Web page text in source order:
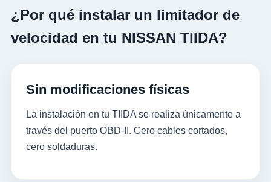
¿Por qué instalar un limitador de
velocidad en tu NISSAN TIIDA?
Sin modificaciones físicas
La instalación en tu TIIDA se realiza únicamente a
través del puerto OBD-II. Cero cables cortados,
cero soldaduras.